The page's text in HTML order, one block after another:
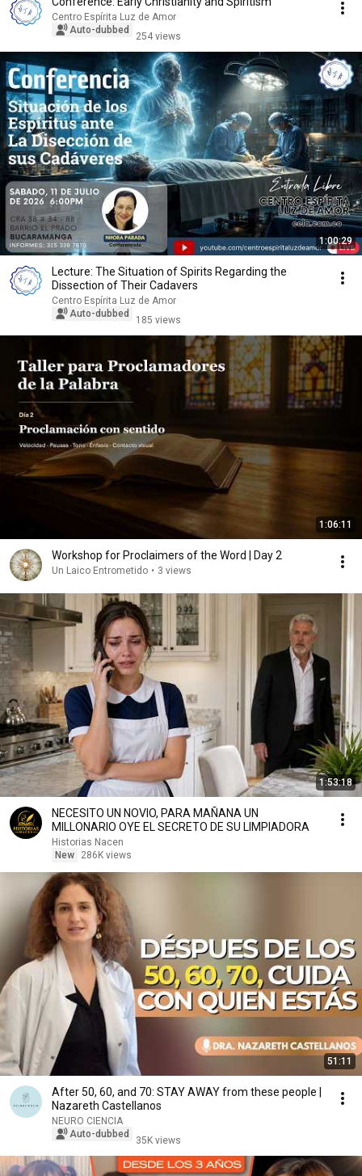
Centro Espírita Luz de Amor
Auto-dubbed
254 views
1:00:29
Lecture: The Situation of Spirits Regarding the
Dissection of Their Cadavers
Centro Espírita Luz de Amor
Auto-dubbed
185 views
1:06:11
Workshop for Proclaimers of the Word | Day 2
Un Laico Entrometido • 3 views
1:53:18
NECESITO UN NOVIO, PARA MAÑANA UN
MILLONARIO OYE EL SECRETO DE SU LIMPIADORA
Historias Nacen
New
286K views
51:11
After 50, 60, and 70: STAY AWAY from these people |
Nazareth Castellanos
NEURO CIENCIA
Auto-dubbed
35K views